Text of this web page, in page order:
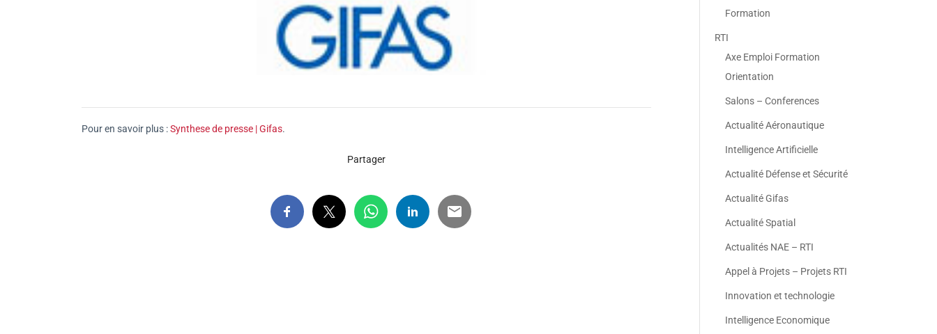
Pour en savoir plus :Synthese de presse | Gifas.
Partager
Formation
RTI
Axe Emploi Formation
Orientation
Salons – Conferences
Actualité Aéronautique
Intelligence Artificielle
Actualité Défense et Sécurité
Actualité Gifas
Actualité Spatial
Actualités NAE – RTI
Appel à Projets – Projets RTI
Innovation et technologie
Intelligence Economique